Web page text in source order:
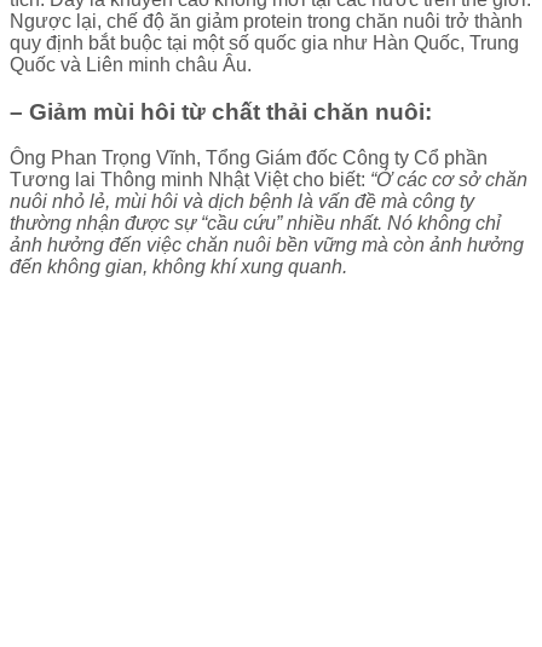
Ngược lại, chế độ ăn giảm protein trong chăn nuôi trở thành
quy định bắt buộc tại một số quốc gia như Hàn Quốc, Trung
Quốc và Liên minh châu Âu.
– Giảm mùi hôi từ chất thải chăn nuôi:
Ông Phan Trọng Vĩnh, Tổng Giám đốc Công ty Cổ phần
Tương lai Thông minh Nhật Việt cho biết: “Ở các cơ sở chăn
nuôi nhỏ lẻ, mùi hôi và dịch bệnh là vấn đề mà công ty
thường nhận được sự “cầu cứu” nhiều nhất. Nó không chỉ
ảnh hưởng đến việc chăn nuôi bền vững mà còn ảnh hưởng
đến không gian, không khí xung quanh.